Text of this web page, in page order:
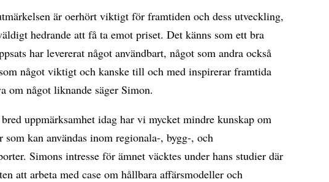
är oerhört viktigt för framtiden och dess utveckling,
hedrande att få ta emot priset. Det känns som ett bra
har levererat något användbart, något som andra också
något viktigt och kanske till och med inspirerar framtida
om något liknande säger Simon.
uppmärksamhet idag har vi mycket mindre kunskap om
kan användas inom regionala-, bygg-, och
Simons intresse för ämnet väcktes under hans studier där
att arbeta med case om hållbara affärsmodeller och